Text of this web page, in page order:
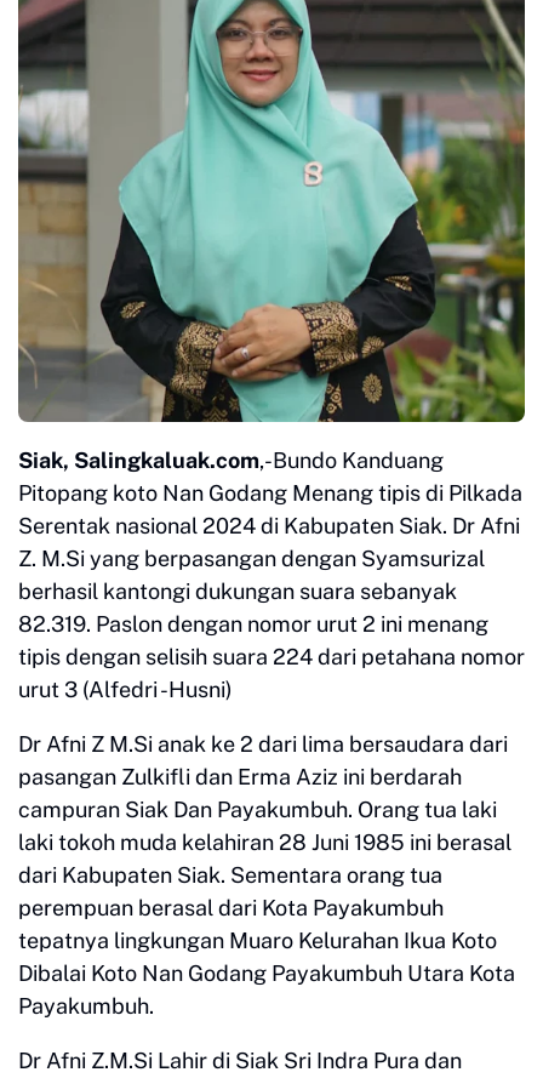
Siak, Salingkaluak.com,-Bundo Kanduang
Pitopang koto Nan Godang Menang tipis di Pilkada
Serentak nasional 2024 di Kabupaten Siak. Dr Afni
Z. M.Si yang berpasangan dengan Syamsurizal
berhasil kantongi dukungan suara sebanyak
82.319. Paslon dengan nomor urut 2 ini menang
tipis dengan selisih suara 224 dari petahana nomor
urut 3 (Alfedri -Husni)
Dr Afni Z M.Si anak ke 2 dari lima bersaudara dari
pasangan Zulkifli dan Erma Aziz ini berdarah
campuran Siak Dan Payakumbuh. Orang tua laki
laki tokoh muda kelahiran 28 Juni 1985 ini berasal
dari Kabupaten Siak. Sementara orang tua
perempuan berasal dari Kota Payakumbuh
tepatnya lingkungan Muaro Kelurahan Ikua Koto
Dibalai Koto Nan Godang Payakumbuh Utara Kota
Payakumbuh.
Dr Afni Z.M.Si Lahir di Siak Sri Indra Pura dan